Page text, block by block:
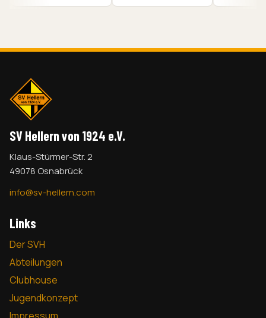
SV Hellern von 1924 e.V.
Klaus-Stürmer-Str. 2
49078 Osnabrück
info@sv-hellern.com
Links
Der SVH
Abteilungen
Clubhouse
Jugendkonzept